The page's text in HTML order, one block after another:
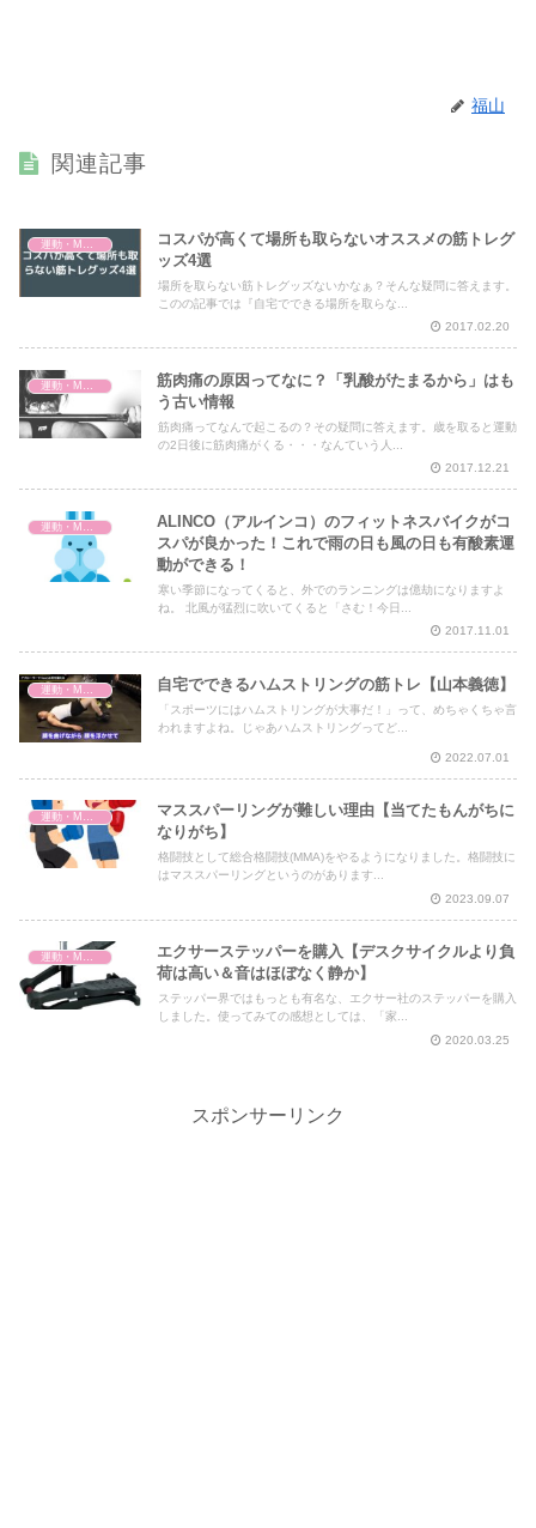
福山
関連記事
運動・MMA・身体づくり
コスパが高くて場所も取らないオススメの筋トレグ
ッズ4選
場所を取らない筋トレグッズないかなぁ？そんな疑問に答えます。
このの記事では『自宅でできる場所を取らな...
2017.02.20
運動・MMA・身体づくり
筋肉痛の原因ってなに？「乳酸がたまるから」はも
う古い情報
筋肉痛ってなんで起こるの？その疑問に答えます。歳を取ると運動
の2日後に筋肉痛がくる・・・なんていう人...
2017.12.21
ALINCO（アルインコ）のフィットネスバイクがコ
スパが良かった！これで雨の日も風の日も有酸素運
動ができる！
寒い季節になってくると、外でのランニングは億劫になりますよ
ね。 北風が猛烈に吹いてくると「さむ！今日...
2017.11.01
自宅でできるハムストリングの筋トレ【山本義徳】
「スポーツにはハムストリングが大事だ！」って、めちゃくちゃ言
われますよね。じゃあハムストリングってど...
2022.07.01
マススパーリングが難しい理由【当てたもんがちに
なりがち】
格闘技として総合格闘技(MMA)をやるようになりました。格闘技に
はマススパーリングというのがあります...
2023.09.07
運動・MMA・身体づくり
エクサーステッパーを購入【デスクサイクルより負
荷は高い＆音はほぼなく静か】
ステッパー界ではもっとも有名な、エクサー社のステッパーを購入
しました。使ってみての感想としては、「家...
2020.03.25
スポンサーリンク